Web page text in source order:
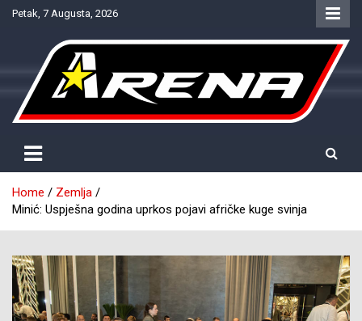
SkipPetak, 7 Augusta, 2026
NTV Arena
Home
Zemlja
Minić: Uspješna godina uprkos pojavi afričke kuge svinja